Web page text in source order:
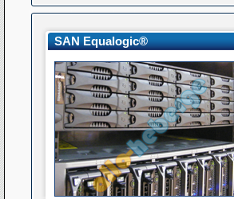
SAN Equalogic®